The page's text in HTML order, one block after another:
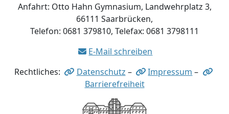
Anfahrt: Otto Hahn Gymnasium, Landwehrplatz 3,
66111 Saarbrücken,
Telefon: 0681 379810, Telefax: 0681 3798111
E-Mail schreiben
Rechtliches:
Datenschutz – Impressum –
Barrierefreiheit